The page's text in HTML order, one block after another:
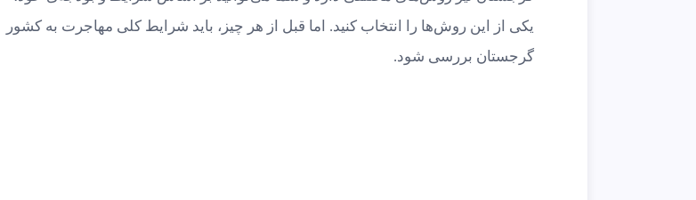
یکی از این روش‌ها را انتخاب کنید. اما قبل از هر چیز، باید شرایط کلی مهاجرت به کشور
گرجستان بررسی شود.